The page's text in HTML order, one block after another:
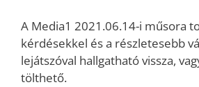
A Media1 2021.06.14-i műsora
kérdésekkel és a részletesebb
lejátszóval hallgatható vissza,
tölthető.